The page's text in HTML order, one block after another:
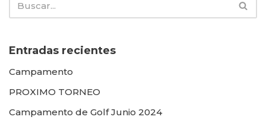
Entradas recientes
Campamento
PROXIMO TORNEO
Campamento de Golf Junio 2024